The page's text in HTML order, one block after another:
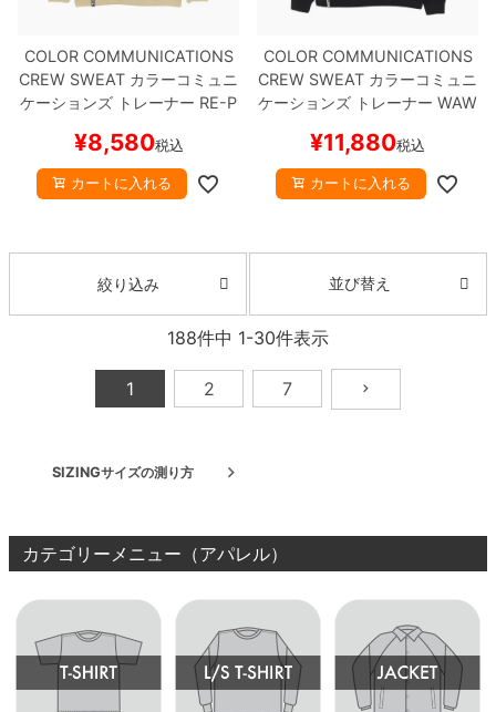
COLOR COMMUNICATIONS
CREW SWEAT カラーコミュニ
ケーションズ トレーナー RE-P
スケートボード スケボー
¥8,580税込
カートに入れる
COLOR COMMUNICATIONS
CREW SWEAT カラーコミュニ
ケーションズ トレーナー WAW
BLACK刺繍ロゴスケートボー
ド スケボー
¥11,880税込
カートに入れる
絞り込み 並び替え
188件中 1-30件表示
1 2 7
SIZINGサイズの測り方
カテゴリーメニュー（アパレル）